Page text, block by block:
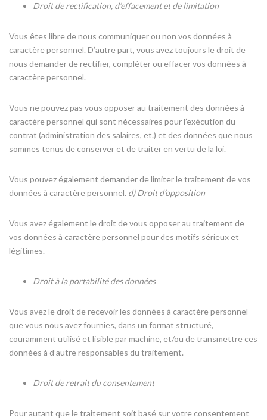
Droit de rectification, d’effacement et de limitation
Vous êtes libre de nous communiquer ou non vos données à
caractère personnel. D’autre part, vous avez toujours le droit de
nous demander de rectifier, compléter ou effacer vos données à
caractère personnel.
Vous ne pouvez pas vous opposer au traitement des données à
caractère personnel qui sont nécessaires pour l’exécution du
contrat (administration des salaires, et.) et des données que nous
sommes tenus de conserver et de traiter en vertu de la loi.
Vous pouvez également demander de limiter le traitement de vos
données à caractère personnel. d)Droit d’opposition
Vous avez également le droit de vous opposer au traitement de
vos données à caractère personnel pour des motifs sérieux et
légitimes.
Droit à la portabilité des données
Vous avez le droit de recevoir les données à caractère personnel
que vous nous avez fournies, dans un format structuré,
couramment utilisé et lisible par machine, et/ou de transmettre ces
données à d’autre responsables du traitement.
Droit de retrait du consentement
Pour autant que le traitement soit basé sur votre consentement